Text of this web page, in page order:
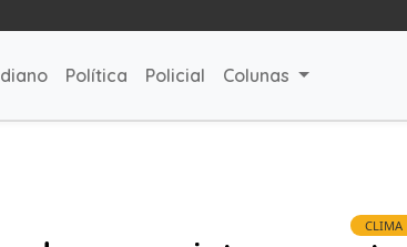
Política Policial Colunas
CLIMA